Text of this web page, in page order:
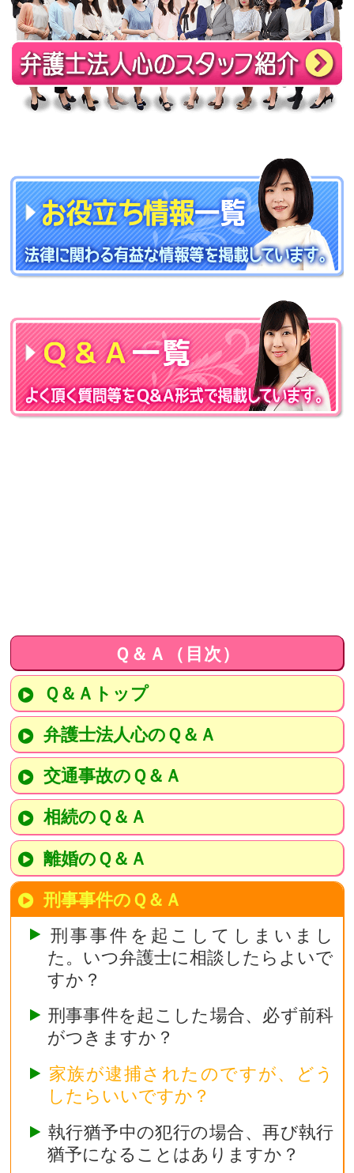
Ｑ＆Ａ（目次）
Ｑ＆Ａトップ
弁護士法人心のＱ＆Ａ
交通事故のＱ＆Ａ
相続のＱ＆Ａ
離婚のＱ＆Ａ
刑事事件のＱ＆Ａ
刑事事件を起こしてしまいまし
た。いつ弁護士に相談したらよいで
すか？
刑事事件を起こした場合、必ず前科
がつきますか？
家族が逮捕されたのですが、どう
したらいいですか？
執行猶予中の犯行の場合、再び執行
猶予になることはありますか？